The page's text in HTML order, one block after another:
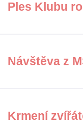
Ples Klubu
Návštěva z
Krmení